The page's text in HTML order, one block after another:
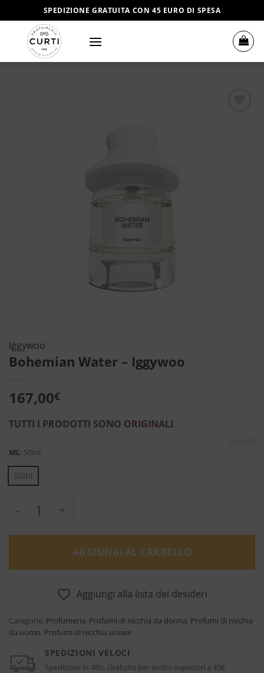
ai
contenuti
SPEDIZIONE GRATUITA CON 45 EURO DI SPESA
Iggywoo
Bohemian Water – Iggywoo
167,00€
TUTTI I PRODOTTI SONO ORIGINALI.
ML: 50ml
50ml
Bohemian Water - Iggywoo quantità
AGGIUNGI AL CARRELLO
Aggiungi alla lista dei desideri
Categorie: Profumeria, Profumi di nicchia da donna, Profumi di nicchia
da uomo, Profumi di nicchia unisex
SPEDIZIONI VELOCI
Spedizioni in 48h. Gratuite per ordini superiori a 45€